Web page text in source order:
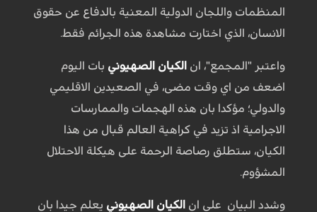
المنظمات واللجان الدولية المعنية بالدفاع عن حقوق
الانسان، الذي اختارت مشاهدة هذه الجرائم فقط.
واعتبر "المجمع"، ان الكيان الصهيوني بات اليوم
اضعف من اي وقت مضى، في الصعيدين الاقليمي
والدولي؛ مؤكدا بان هذه الهجمات والممارسات
الاجرامية اذ تزيد في كراهية العالم قبال من هذا
الكيان، ستطلق رصاصة الرحمة على هيكلة الاحتلال
المشؤوم.
وشدد البيان على ان الكيان الصهيوني يعلم جيدا بان